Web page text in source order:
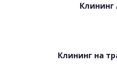
Клининг
Клининг на